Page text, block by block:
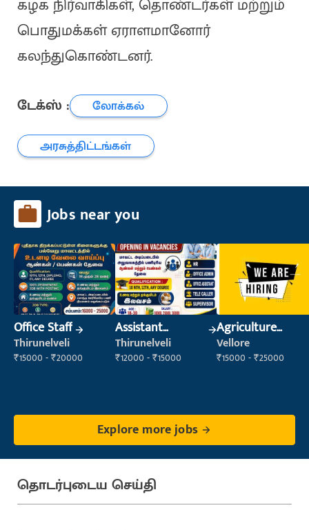
கழக நிர்வாகிகள், தொண்டர்கள் மற்றும்
பொதுமக்கள் ஏராளமானோர்
கலந்துகொண்டனர்.
டேக்ஸ் :
லோக்கல்
அரசுத்திட்டங்கள்
Jobs near you
Office Staff
Thirunelveli
₹15000 - ₹20000
Assistant
Manager
Thirunelveli
₹12000 - ₹15000
Agriculture
Labour
Vellore
₹15000 - ₹25000
Explore more jobs
தொடர்புடைய செய்தி